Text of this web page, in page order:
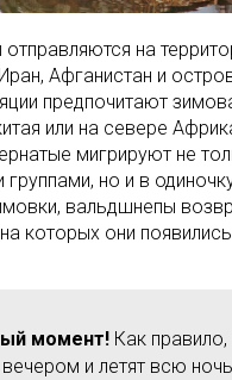
на
Афганистан и
предпочитают
или на севере
мигрируют не
но и в
вальдшнепы
которых они
момент! Как правило,
и летят всю